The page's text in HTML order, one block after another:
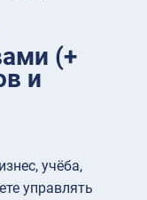
(+
и
учёба,
управлять